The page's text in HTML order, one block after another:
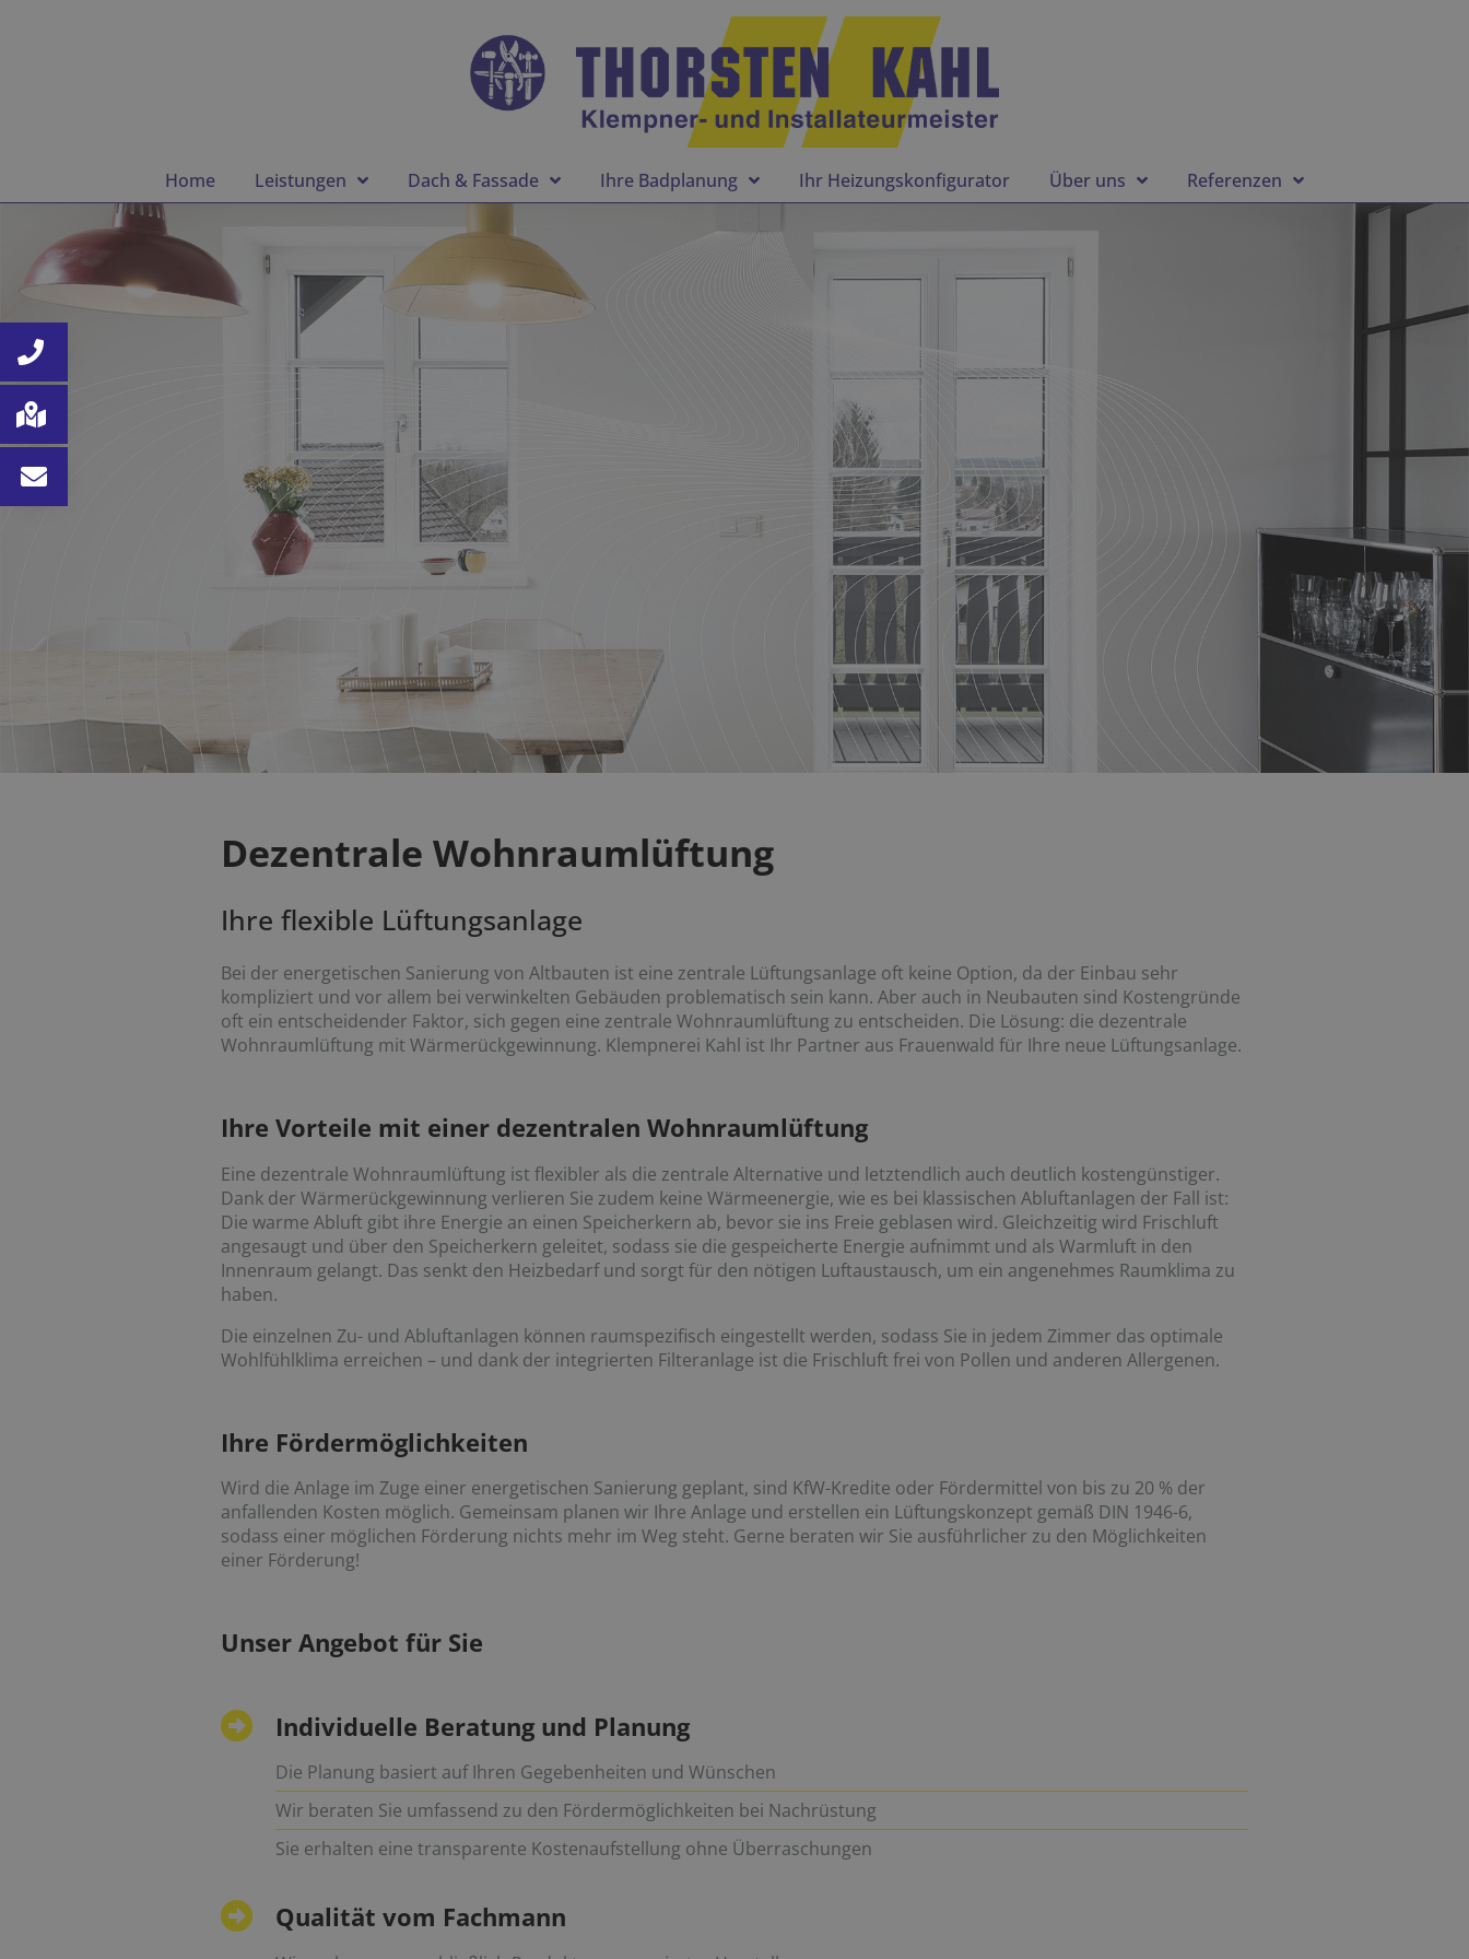
Home Leistungen Dach & Fassade Ihre Badplanung Ihr Heizungskonfigurator Über uns Referenzen
Dezentrale Wohnraumlüftung
Ihre flexible Lüftungsanlage
Bei der energetischen Sanierung von Altbauten ist eine zentrale Lüftungsanlage oft keine Option, da der Einbau sehr
kompliziert und vor allem bei verwinkelten Gebäuden problematisch sein kann. Aber auch in Neubauten sind Kostengründe
oft ein entscheidender Faktor, sich gegen eine zentrale Wohnraumlüftung zu entscheiden. Die Lösung: die dezentrale
Wohnraumlüftung mit Wärmerückgewinnung. Klempnerei Kahl ist Ihr Partner aus Frauenwald für Ihre neue Lüftungsanlage.
Ihre Vorteile mit einer dezentralen Wohnraumlüftung
Eine dezentrale Wohnraumlüftung ist flexibler als die zentrale Alternative und letztendlich auch deutlich kostengünstiger.
Dank der Wärmerückgewinnung verlieren Sie zudem keine Wärmeenergie, wie es bei klassischen Abluftanlagen der Fall ist:
Die warme Abluft gibt ihre Energie an einen Speicherkern ab, bevor sie ins Freie geblasen wird. Gleichzeitig wird Frischluft
angesaugt und über den Speicherkern geleitet, sodass sie die gespeicherte Energie aufnimmt und als Warmluft in den
Innenraum gelangt. Das senkt den Heizbedarf und sorgt für den nötigen Luftaustausch, um ein angenehmes Raumklima zu
haben.
Die einzelnen Zu- und Abluftanlagen können raumspezifisch eingestellt werden, sodass Sie in jedem Zimmer das optimale
Wohlfühlklima erreichen – und dank der integrierten Filteranlage ist die Frischluft frei von Pollen und anderen Allergenen.
Ihre Fördermöglichkeiten
Wird die Anlage im Zuge einer energetischen Sanierung geplant, sind KfW-Kredite oder Fördermittel von bis zu 20 % der
anfallenden Kosten möglich. Gemeinsam planen wir Ihre Anlage und erstellen ein Lüftungskonzept gemäß DIN 1946-6,
sodass einer möglichen Förderung nichts mehr im Weg steht. Gerne beraten wir Sie ausführlicher zu den Möglichkeiten
einer Förderung!
Unser Angebot für Sie
Individuelle Beratung und Planung
Die Planung basiert auf Ihren Gegebenheiten und Wünschen
Wir beraten Sie umfassend zu den Fördermöglichkeiten bei Nachrüstung
Sie erhalten eine transparente Kostenaufstellung ohne Überraschungen
Qualität vom Fachmann